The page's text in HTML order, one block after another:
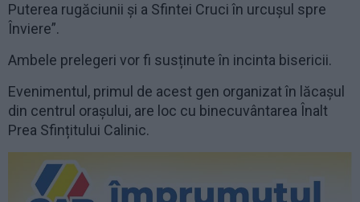
Puterea rugăciunii și a Sfintei Cruci în urcușul spre
Înviere”.
Ambele prelegeri vor fi susținute în incinta bisericii.
Evenimentul, primul de acest gen organizat în lăcașul
din centrul orașului, are loc cu binecuvântarea Înalt
Prea Sfințitului Calinic.